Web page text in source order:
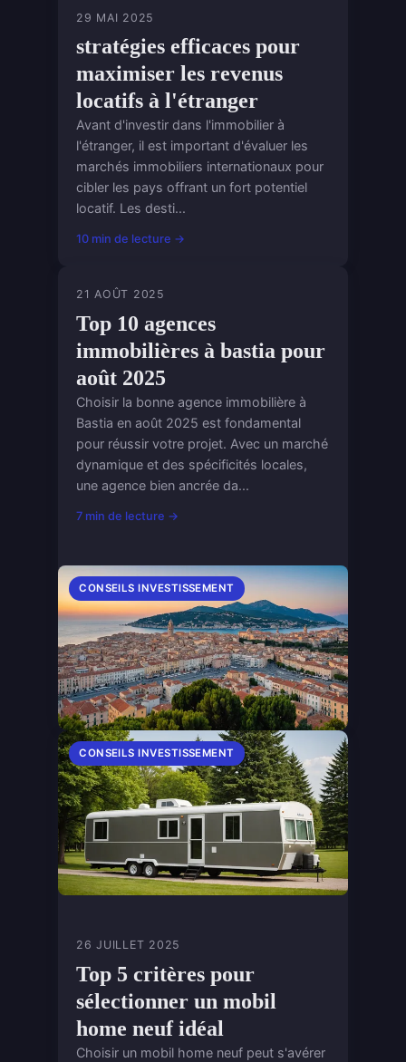
29 MAI 2025
stratégies efficaces pour
maximiser les revenus
locatifs à l'étranger
Avant d'investir dans l'immobilier à
l'étranger, il est important d'évaluer les
marchés immobiliers internationaux pour
cibler les pays offrant un fort potentiel
locatif. Les desti...
10 min de lecture →
CONSEILS INVESTISSEMENT
21 AOÛT 2025
Top 10 agences
immobilières à bastia pour
août 2025
Choisir la bonne agence immobilière à
Bastia en août 2025 est fondamental
pour réussir votre projet. Avec un marché
dynamique et des spécificités locales,
une agence bien ancrée da...
7 min de lecture →
CONSEILS INVESTISSEMENT
26 JUILLET 2025
Top 5 critères pour
sélectionner un mobil
home neuf idéal
Choisir un mobil home neuf peut s'avérer